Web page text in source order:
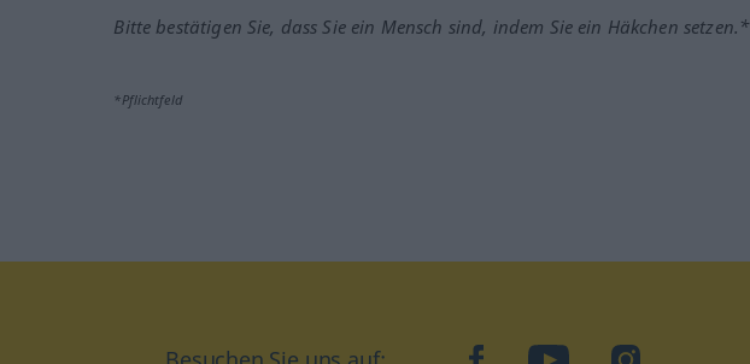
Bitte bestätigen Sie, dass Sie ein Mensch sind, indem Sie ein Häkchen setzen.*
*Pflichtfeld